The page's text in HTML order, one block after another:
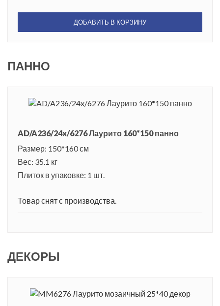
ДОБАВИТЬ В КОРЗИНУ
ПАННО
AD/A236/24x/6276 Лаурито 160*150 панно
Размер: 150*160 см
Вес: 35.1 кг
Плиток в упаковке: 1 шт.
Товар снят с производства.
ДЕКОРЫ